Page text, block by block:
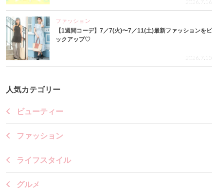
2026.7.16
ファッション
【1週間コーデ】7／7(火)〜7／11(土)最新ファッションをピ
ックアップ♡
2026.7.15
人気カテゴリー
ビューティー
ファッション
ライフスタイル
グルメ